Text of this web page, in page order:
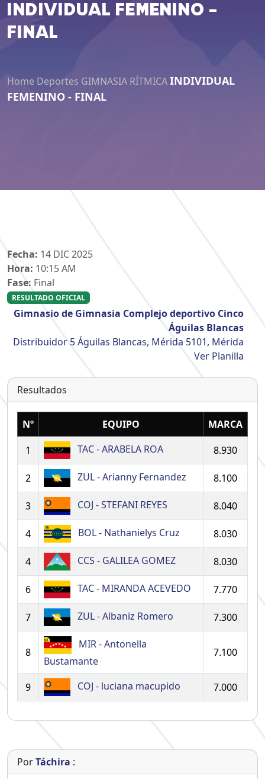
INDIVIDUAL FEMENINO -
FINAL
Home Deportes GIMNASIA RÍTMICAINDIVIDUAL
FEMENINO - FINAL
Fecha: 14 DIC 2025
Hora: 10:15 AM
Fase: Final
RESULTADO OFICIAL
Gimnasio de Gimnasia Complejo deportivo Cinco
Águilas Blancas
Distribuidor 5 Águilas Blancas, Mérida 5101, Mérida
Ver Planilla
Resultados
Nº EQUIPO
MARCA
1
TAC - ARABELA ROA 8.930
2 ZUL - Arianny Fernandez 8.100
3 COJ - STEFANI REYES 8.040
4 BOL - Nathanielys Cruz 8.030
4 CCS - GALILEA GOMEZ 8.030
6 TAC - MIRANDA ACEVEDO 7.770
7 ZUL - Albaniz Romero 7.300
8
MIR - Antonella
Bustamante
7.100
9 COJ - luciana macupido 7.000
PorTáchira :